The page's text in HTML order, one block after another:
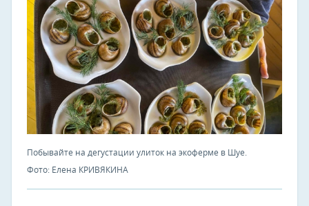
Побывайте на дегустации улиток на экоферме в Шуе.
Фото: Елена КРИВЯКИНА